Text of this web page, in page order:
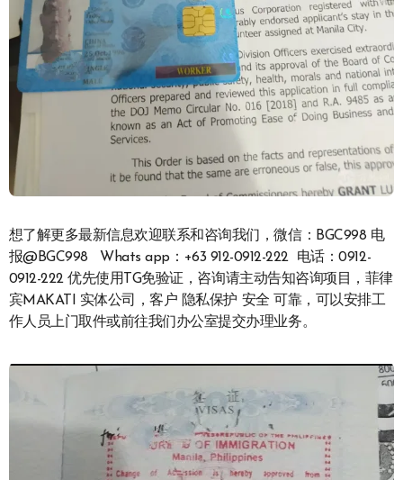
想了解更多最新信息欢迎联系和咨询我们，微信：BGC998 电
报@BGC998 Whats app：+63 912-0912-222 电话：0912-
0912-222 优先使用TG免验证，咨询请主动告知咨询项目，菲律
宾MAKATI 实体公司，客户 隐私保护 安全 可靠，可以安排工
作人员上门取件或前往我们办公室提交办理业务。